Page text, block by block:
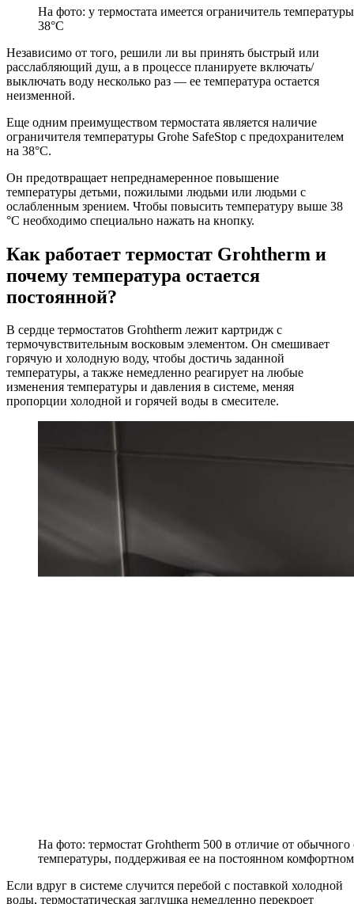
На фото: у термостата имеется ограничитель
38°С
Независимо от того, решили ли вы принять быстрый или
расслабляющий душ, а в процессе планируете включать/
выключать воду несколько раз — ее температура остается
неизменной.
Еще одним преимуществом термостата является наличие
ограничителя температуры Grohe SafeStop с предохранителем
на 38°С.
Он предотвращает непреднамеренное повышение
температуры детьми, пожилыми людьми или людьми с
ослабленным зрением. Чтобы повысить температуру выше 38
°C необходимо специально нажать на кнопку.
Как работает термостат Grohtherm и
почему температура остается
постоянной?
В сердце термостатов Grohtherm лежит картридж с
термочувствительным восковым элементом. Он смешивает
горячую и холодную воду, чтобы достичь заданной
температуры, а также немедленно реагирует на любые
изменения температуры и давления в системе, меняя
пропорции холодной и горячей воды в смесителе.
На фото: термостат Grohtherm 500 в отличие от
температуры, поддерживая ее на постоянном
Если вдруг в системе случится перебой с поставкой холодной
воды, термостатическая заглушка немедленно перекроет